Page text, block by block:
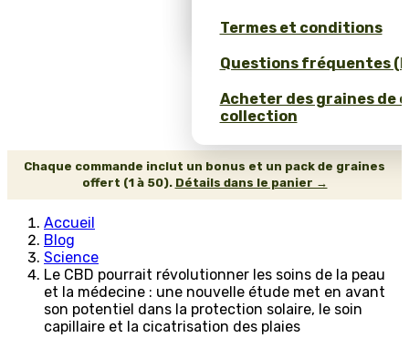
Termes et conditions
Questions fréquentes
Acheter des graines de
collection
Chaque commande inclut un bonus et un pack de graines
offert (1 à 50). Détails dans le panier →
Accueil
Blog
Science
Le CBD pourrait révolutionner les soins de la peau
et la médecine : une nouvelle étude met en avant
son potentiel dans la protection solaire, le soin
capillaire et la cicatrisation des plaies